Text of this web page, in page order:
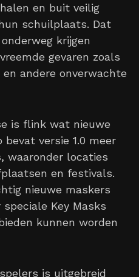
en buit veilig
schuilplaats. Dat
krijgen
gevaren zoals
andere onverwachte
is flink wat nieuwe
versie 1.0 meer
waaronder locaties
en festivals.
nieuwe maskers
Key Masks
kunnen worden
is uitgebreid